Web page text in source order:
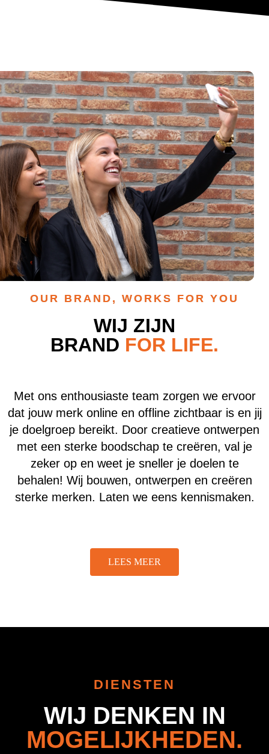
OUR BRAND, WORKS FOR YOU
WIJ ZIJN
BRAND FOR LIFE.
Met ons enthousiaste team zorgen we ervoor
dat jouw merk online en offline zichtbaar is en jij
je doelgroep bereikt. Door creatieve ontwerpen
met een sterke boodschap te creëren, val je
zeker op en weet je sneller je doelen te
behalen! Wij bouwen, ontwerpen en creëren
sterke merken. Laten we eens kennismaken.
LEES MEER
DIENSTEN
WIJ DENKEN IN
MOGELIJKHEDEN.